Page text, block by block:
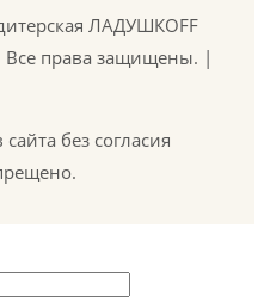
ЛАДУШКOFF
права защищены. |
без согласия